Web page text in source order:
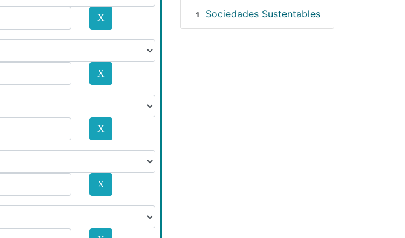
1 Sociedades Sustentables